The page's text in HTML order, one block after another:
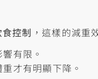
控制 ，這樣的減重
有限。
才有明顯下降。